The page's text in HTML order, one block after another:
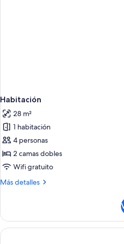
Habitación
28 m²
1 habitación
4 personas
2 camas dobles
Wifi gratuito
Más detalles
Más